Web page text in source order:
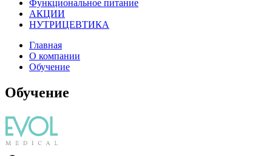
Функциональное питание
АКЦИИ
НУТРИЦЕВТИКА
Главная
О компании
Обучение
Обучение